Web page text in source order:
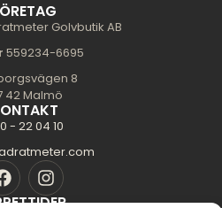
Golvbutik AB
559234-6695
8
42 Malmö
- 22 04 10